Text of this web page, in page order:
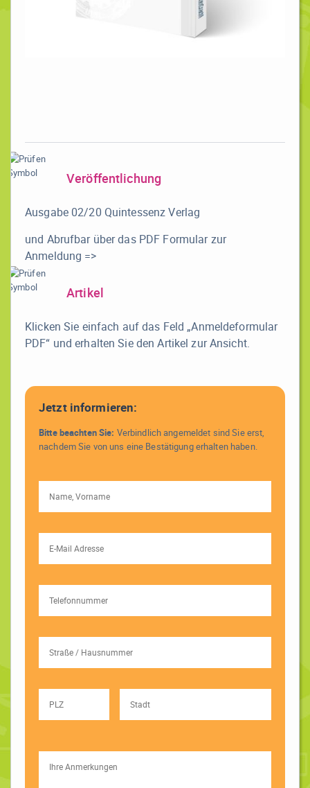
Veröffentlichung
Ausgabe 02/20 Quintessenz Verlag
und Abrufbar über das PDF Formular zur
Anmeldung =>
Artikel
Klicken Sie einfach auf das Feld „Anmeldeformular
PDF“ und erhalten Sie den Artikel zur Ansicht.
Jetzt informieren:
Bitte beachten Sie: Verbindlich angemeldet sind Sie erst,
nachdem Sie von uns eine Bestätigung erhalten haben.